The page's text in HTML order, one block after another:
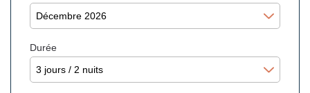
Durée